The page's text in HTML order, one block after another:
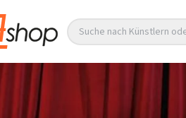
Suche nach Künstlern